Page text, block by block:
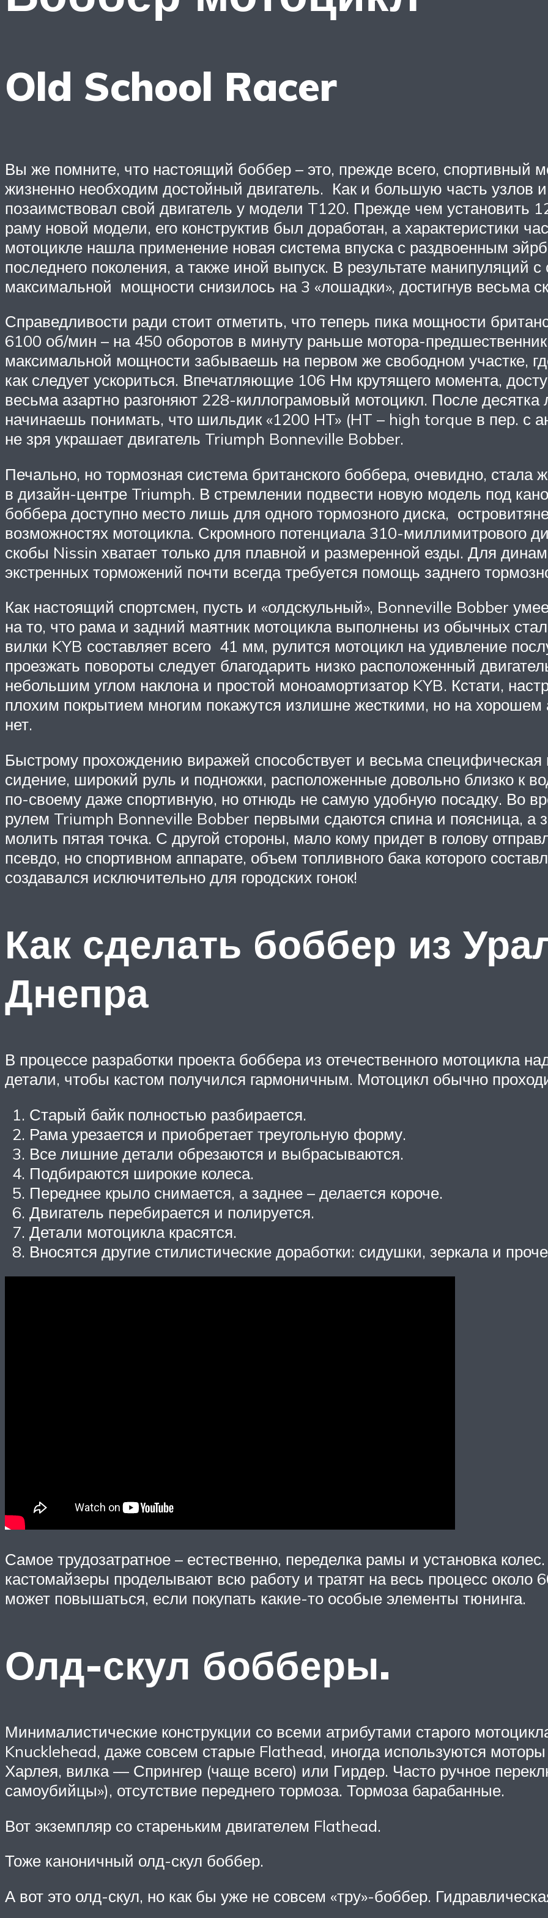
Old School Racer
Вы же помните, что настоящий боббер – это, прежде всего, спортивный
жизненно необходим достойный двигатель. Как и большую часть узлов
позаимствовал свой двигатель у модели T120. Прежде чем установить
раму новой модели, его конструктив был доработан, а характеристики
мотоцикле нашла применение новая система впуска с раздвоенным
последнего поколения, а также иной выпуск. В результате манипуляций
максимальной мощности снизилось на 3 «лошадки», достигнув весьма
Справедливости ради стоит отметить, что теперь пика мощности
6100 об/мин – на 450 оборотов в минуту раньше мотора-
максимальной мощности забываешь на первом же свободном участке,
как следует ускориться. Впечатляющие 106 Нм крутящего момента,
весьма азартно разгоняют 228-киллограмовый мотоцикл. После десятка
начинаешь понимать, что шильдик «1200 HT» (HT – high torque в пер. с
не зря украшает двигатель Triumph Bonneville Bobber.
Печально, но тормозная система британского боббера, очевидно,
в дизайн-центре Triumph. В стремлении подвести новую модель под
боббера доступно место лишь для одного тормозного диска,
возможностях мотоцикла. Скромного потенциала 310-миллимитрового
скобы Nissin хватает только для плавной и размеренной езды. Для
экстренных торможений почти всегда требуется помощь заднего
Как настоящий спортсмен, пусть и «олдскульный», Bonneville Bobber
на то, что рама и задний маятник мотоцикла выполнены из обычных
вилки KYB составляет всего 41 мм, рулится мотоцикл на удивление
проезжать повороты следует благодарить низко расположенный
небольшим углом наклона и простой моноамортизатор KYB. Кстати,
плохим покрытием многим покажутся излишне жесткими, но на хорошем
нет.
Быстрому прохождению виражей способствует и весьма
сидение, широкий руль и подножки, расположенные довольно близко к
по-своему даже спортивную, но отнюдь не самую удобную посадку. Во
рулем Triumph Bonneville Bobber первыми сдаются спина и поясница, а
молить пятая точка. С другой стороны, мало кому придет в голову
псевдо, но спортивном аппарате, объем топливного бака которого
создавался исключительно для городских гонок!
Как сделать боббер из
Днепра
В процессе разработки проекта боббера из отечественного мотоцикла
детали, чтобы кастом получился гармоничным. Мотоцикл обычно
Старый байк полностью разбирается.
Рама урезается и приобретает треугольную форму.
Все лишние детали обрезаются и выбрасываются.
Подбираются широкие колеса.
Переднее крыло снимается, а заднее – делается короче.
Двигатель перебирается и полируется.
Детали мотоцикла красятся.
Вносятся другие стилистические доработки: сидушки, зеркала и
Самое трудозатратное – естественно, переделка рамы и установка
кастомайзеры проделывают всю работу и тратят на весь процесс около
может повышаться, если покупать какие-то особые элементы тюнинга.
Олд-скул бобберы.
Минималистические конструкции со всеми атрибутами старого
Knucklehead, даже совсем старые Flathead, иногда используются
Харлея, вилка — Спрингер (чаще всего) или Гирдер. Часто ручное
самоубийцы»), отсутствие переднего тормоза. Тормоза барабанные.
Вот экземпляр со стареньким двигателем Flathead.
Тоже каноничный олд-скул боббер.
А вот это олд-скул, но как бы уже не совсем «тру»-боббер.